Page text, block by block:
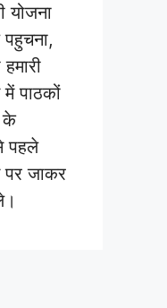
योजना
पाठकों
के
पहले
पर जाकर